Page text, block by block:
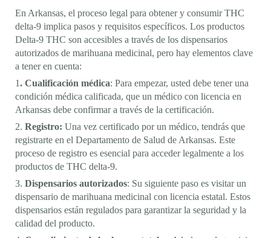
En Arkansas, el proceso legal para obtener y consumir THC
delta-9 implica pasos y requisitos específicos. Los productos
Delta-9 THC son accesibles a través de los dispensarios
autorizados de marihuana medicinal, pero hay elementos clave
a tener en cuenta:
1. Cualificación médica: Para empezar, usted debe tener una
condición médica calificada, que un médico con licencia en
Arkansas debe confirmar a través de la certificación.
2. Registro: Una vez certificado por un médico, tendrás que
registrarte en el Departamento de Salud de Arkansas. Este
proceso de registro es esencial para acceder legalmente a los
productos de THC delta-9.
3. Dispensarios autorizados: Su siguiente paso es visitar un
dispensario de marihuana medicinal con licencia estatal. Estos
dispensarios están regulados para garantizar la seguridad y la
calidad del producto.